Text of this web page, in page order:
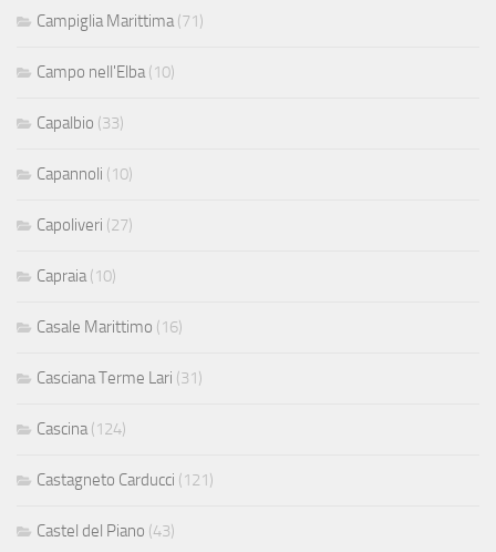
Campiglia Marittima (71)
Campo nell'Elba (10)
Capalbio (33)
Capannoli (10)
Capoliveri (27)
Capraia (10)
Casale Marittimo (16)
Casciana Terme Lari (31)
Cascina (124)
Castagneto Carducci (121)
Castel del Piano (43)